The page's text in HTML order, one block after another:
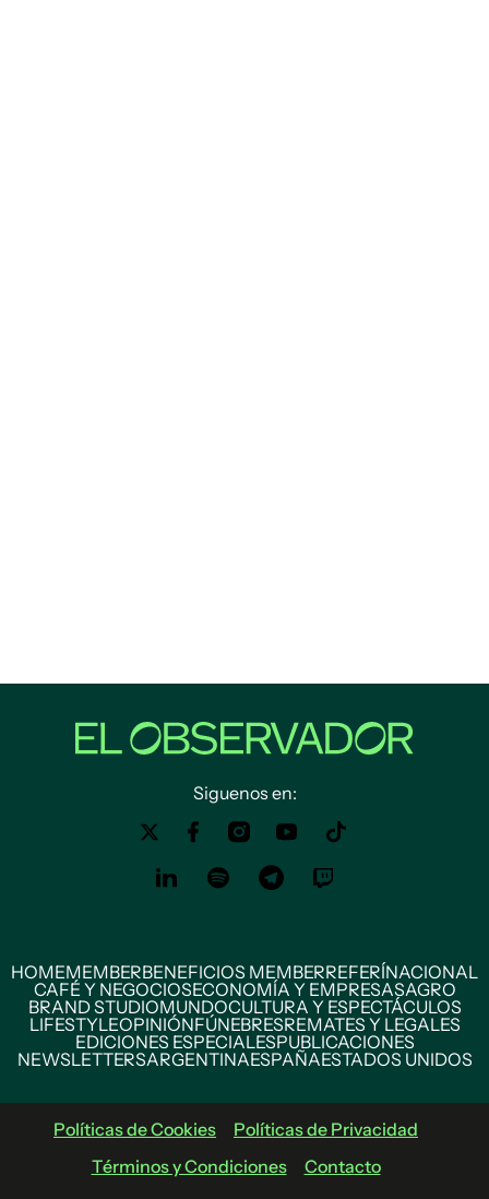
Siguenos en:
HOMEMEMBERBENEFICIOS MEMBERREFERÍNACIONAL
CAFÉ Y NEGOCIOSECONOMÍA Y EMPRESASAGRO
BRAND STUDIOMUNDOCULTURA Y ESPECTÁCULOS
LIFESTYLEOPINIÓNFÚNEBRESREMATES Y LEGALES
EDICIONES ESPECIALESPUBLICACIONES
NEWSLETTERSARGENTINAESPAÑAESTADOS UNIDOS
Políticas de Cookies
Políticas de Privacidad
Términos y Condiciones
Contacto